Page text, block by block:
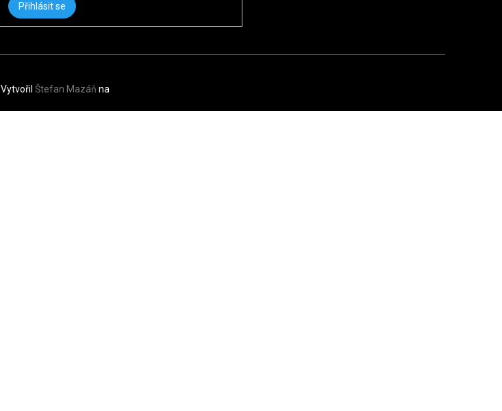
Přihlásit se
Vytvořil Štefan Mazáň na